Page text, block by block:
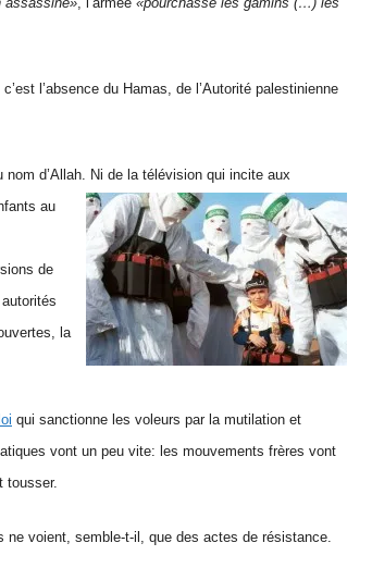
l’absence du Hamas, de l’Autorité palestinienne
d’Allah. Ni de latélévision qui incite aux
au
de
la
qui sanctionne les voleurs par la mutilation et
vont un peu vite: les mouvements frères vont
tousser.
voient, semble-t-il, que des actes de résistance.